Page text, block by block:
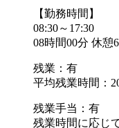
【勤務時間】
08:30～17:30
08時間00分 休憩
残業：有
平均残業時間：
残業手当：有
残業時間に応じ